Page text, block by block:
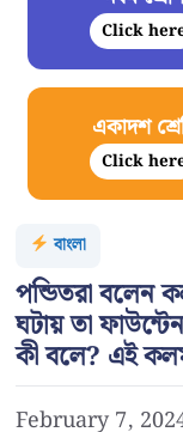
Click
একাদশ
Click
বাংলা
পন্ডিতরা বলেন
ঘটায় তা
কী বলে? এই
February 7,